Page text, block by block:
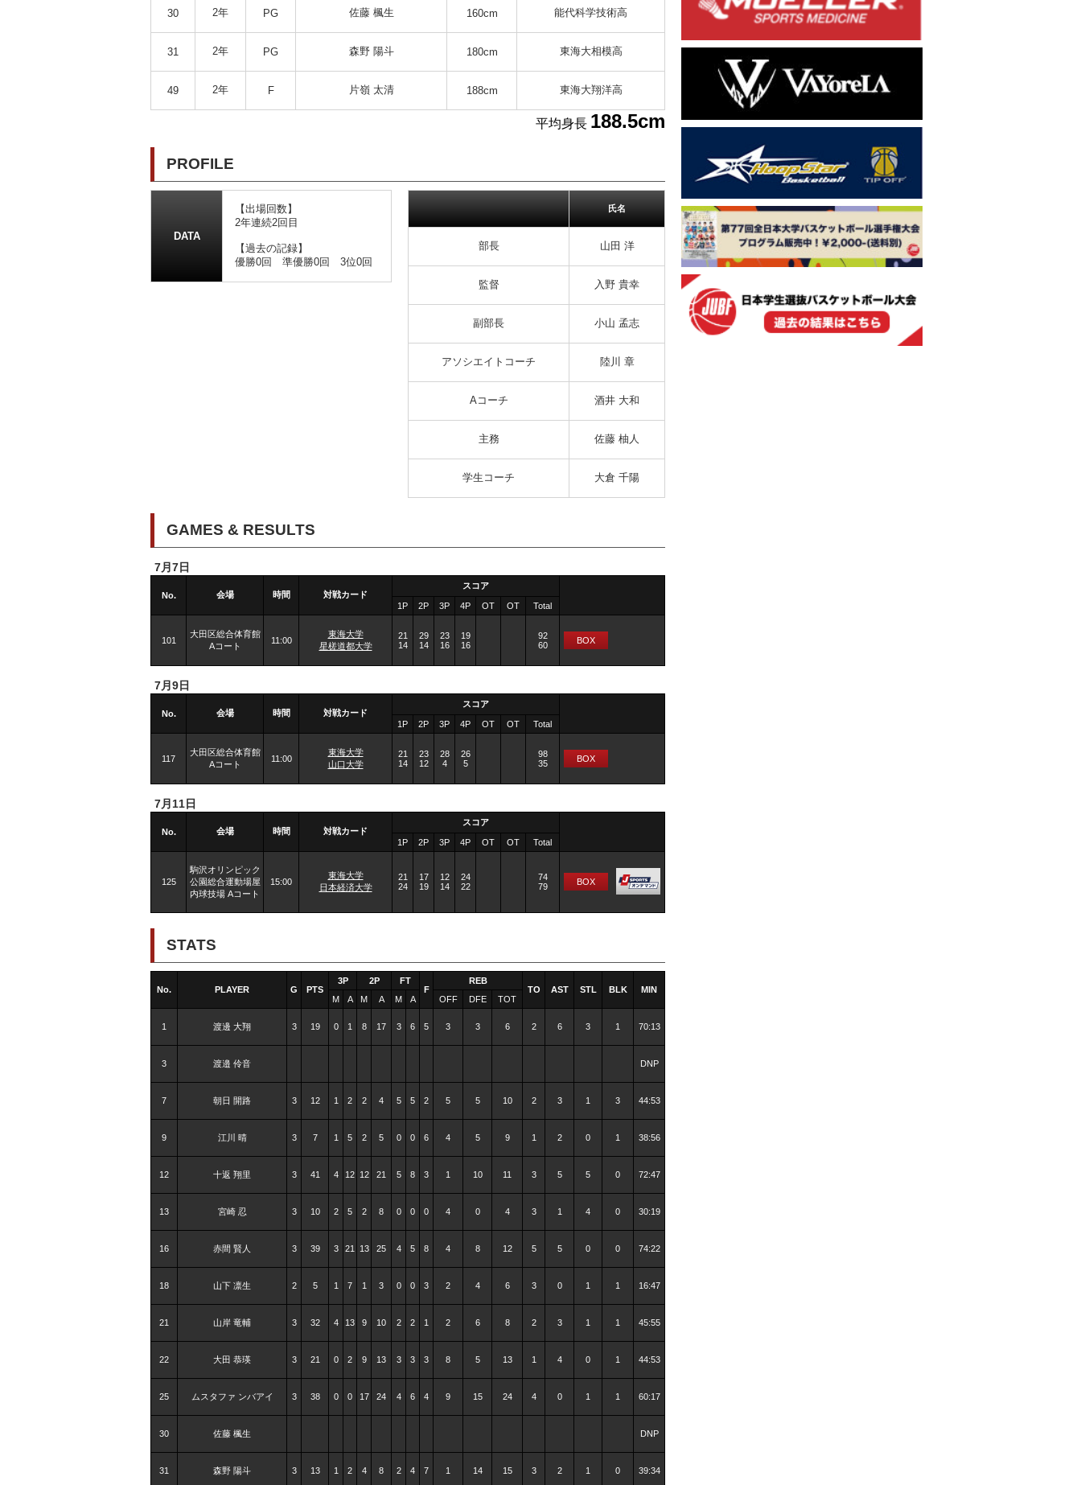
30 2年 PG 佐藤 楓生 160cm 能代科学技術高
31 2年 PG 森野 陽斗 180cm 東海大相模高
49 2年 F 片嶺 太清 188cm 東海大翔洋高
平均身長 188.5cm
PROFILE
DATA
【出場回数】
2年連続2回目
【過去の記録】
優勝0回 準優勝0回 3位0回
氏名
部長 山田 洋
監督 入野 貴幸
副部長 小山 孟志
アソシエイトコーチ 陸川 章
Aコーチ 酒井 大和
主務 佐藤 柚人
学生コーチ 大倉 千陽
GAMES & RESULTS
7月7日
No. 会場 時間 対戦カード
スコア
1P 2P 3P 4P OT OT Total
101
大田区総合体育館
Aコート
11:00
東海大学
星槎道都大学
21
14
29
14
23
16
19
16
92
60
BOX
7月9日
No. 会場 時間 対戦カード
スコア
1P 2P 3P 4P OT OT Total
117
大田区総合体育館
Aコート
11:00
東海大学
山口大学
21
14
23
12
28
4
26
5
98
35
BOX
7月11日
No. 会場 時間 対戦カード
スコア
1P 2P 3P 4P OT OT Total
125
駒沢オリンピック
公園総合運動場屋
内球技場 Aコート
15:00
東海大学
日本経済大学
21
24
17
19
12
14
24
22
74
79
BOX
STATS
No. PLAYER G PTS
3P 2P
FT
F
REB
TO
AST STL BLK
MIN
M
A M A M A OFF DFE TOT
1 渡邊 大翔 3 19 0 1 8 17 3 6 5 3 3 6 2 6 3 1 70:13
3 渡邉 伶音 DNP
7 朝日 開路 3 12 1 2 2 4 5 5 2 5 5 10 2 3 1 3 44:53
9 江川 晴 3 7 1 5 2 5 0 0 6 4 5 9 1 2 0 1 38:56
12 十返 翔里 3 41 4 12 12 21 5 8 3 1 10 11 3 5 5 0 72:47
13 宮崎 忍 3 10 2 5 2 8 0 0 0 4 0 4 3 1 4 0 30:19
16 赤間 賢人 3 39 3 21 13 25 4 5 8 4 8 12 5 5 0 0 74:22
18 山下 凛生 2 5 1 7 1 3 0 0 3 2 4 6 3 0 1 1 16:47
21 山岸 竜輔 3 32 4 13 9 10 2 2 1 2 6 8 2 3 1 1 45:55
22 大田 恭瑛 3 21 0 2 9 13 3 3 3 8 5 13 1 4 0 1 44:53
25 ムスタファ ンバアイ 3 38 0 0 17 24 4 6 4 9 15 24 4 0 1 1 60:17
30 佐藤 楓生 DNP
31 森野 陽斗 3 13 1 2 4 8 2 4 7 1 14 15 3 2 1 0 39:34